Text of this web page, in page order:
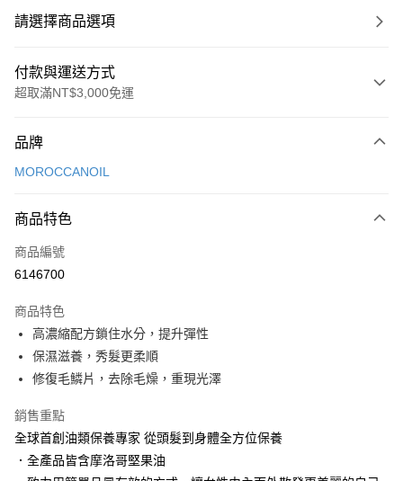
請選擇商品選項
付款與運送方式
超取滿NT$3,000免運
信用卡一次付款
Apple Pay
街口支付
Google Pay
AFTEE先享後付
相關說明
AFTEE先享後付是「在收到商品之後才付款」的支付方式。 讓您購物簡單
１．簡單：不需註冊會員、不需綁卡、不需儲值。
２．便利：只要手機號碼，簡訊認證，即可結帳。
３．安心：先確認商品／服務後，再付款。
運送方式
付款後全家取貨
品牌
MOROCCANOIL
商品特色
商品編號
6146700
商品特色
高濃縮配方鎖住水分，提升彈性
保濕滋養，秀髮更柔順
修復毛鱗片，去除毛燥，重現光澤
銷售重點
全球首創油類保養專家 從頭髮到身體全方位保養
．全產品皆含摩洛哥堅果油